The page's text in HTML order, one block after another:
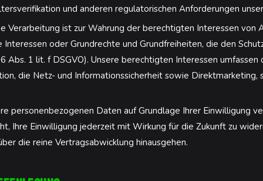
und anderen regulatorischen Anforderungen
Verarbeitung ist zur Wahrung der berechtigten Interessen von
Interessen oder Grundrechte und Grundfreiheiten, die den
Abs. 1 lit. f DSGVO). Unsere berechtigten Interessen umfassen
die Netz- und Informationssicherheit sowie Direktmarketing,
personenbezogenen Daten auf Grundlage Ihrer Einwilligung
Ihre Einwilligung jederzeit mit Wirkung für die Zukunft zu
die reine Vertragsabwicklung hinausgehen.